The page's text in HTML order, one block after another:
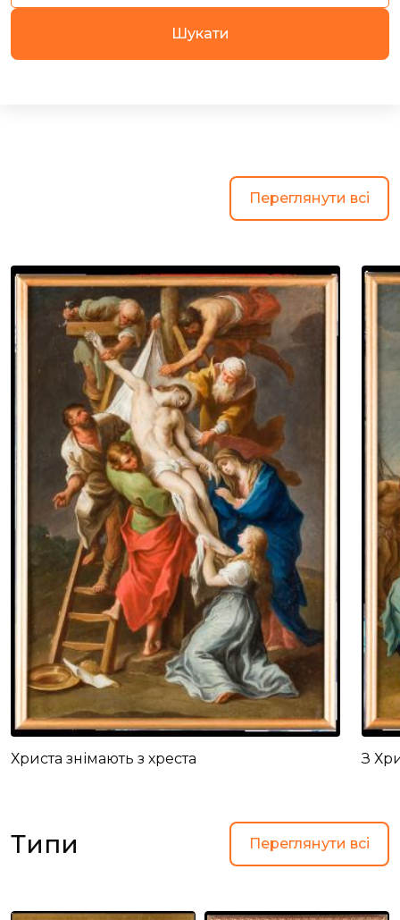
Шукати
Переглянути всі
Христа знімають з хреста З
Типи Переглянути всі